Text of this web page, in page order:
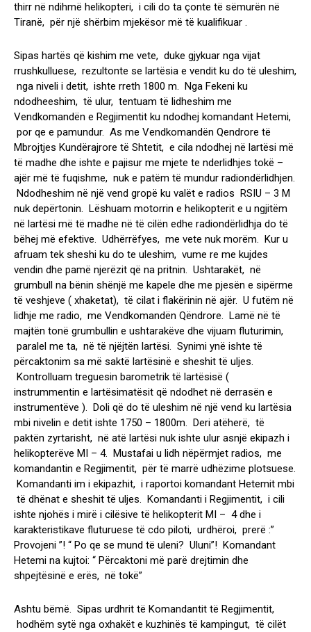
thirr në ndihmë helikopteri, i cili do ta çonte të sëmurën në
Tiranë, për një shërbim mjekësor më të kualifikuar .
Sipas hartës që kishim me vete, duke gjykuar nga vijat
rrushkulluese, rezultonte se lartësia e vendit ku do të uleshim,
nga niveli i detit, ishte rreth 1800 m. Nga Fekeni ku
ndodheeshim, të ulur, tentuam të lidheshim me
Vendkomandën e Regjimentit ku ndodhej komandant Hetemi,
por qe e pamundur. As me Vendkomandën Qendrore të
Mbrojtjes Kundërajrore të Shtetit, e cila ndodhej në lartësi më
të madhe dhe ishte e pajisur me mjete te nderlidhjes tokë –
ajër më të fuqishme, nuk e patëm të mundur radiondërlidhjen.
Ndodheshim në një vend gropë ku valët e radios RSIU – 3 M
nuk depërtonin. Lëshuam motorrin e helikopterit e u ngjitëm
në lartësi më të madhe në të cilën edhe radiondërlidhja do të
bëhej më efektive. Udhërrëfyes, me vete nuk morëm. Kur u
afruam tek sheshi ku do te uleshim, vume re me kujdes
vendin dhe pamë njerëzit që na pritnin. Ushtarakët, në
grumbull na bënin shënjë me kapele dhe me pjesën e sipërme
të veshjeve ( xhaketat), të cilat i flakërinin në ajër. U futëm në
lidhje me radio, me Vendkomandën Qëndrore. Lamë në të
majtën tonë grumbullin e ushtarakëve dhe vijuam fluturimin,
paralel me ta, në të njëjtën lartësi. Synimi ynë ishte të
përcaktonim sa më saktë lartësinë e sheshit të uljes.
Kontrolluam treguesin barometrik të lartësisë (
instrummentin e lartësimatësit që ndodhet në derrasën e
instrumentëve ). Doli që do të uleshim në një vend ku lartësia
mbi nivelin e detit ishte 1750 – 1800m. Deri atëherë, të
paktën zyrtarisht, në atë lartësi nuk ishte ulur asnjë ekipazh i
helikopterëve MI – 4. Mustafai u lidh nëpërmjet radios, me
komandantin e Regjimentit, për të marrë udhëzime plotsuese.
Komandanti im i ekipazhit, i raportoi komandant Hetemit mbi
të dhënat e sheshit të uljes. Komandanti i Regjimentit, i cili
ishte njohës i mirë i cilësive të helikopterit MI – 4 dhe i
karakteristikave fluturuese të cdo piloti, urdhëroi, prerë :”
Provojeni ”! “ Po qe se mund të uleni? Uluni”! Komandant
Hetemi na kujtoi: “ Përcaktoni më parë drejtimin dhe
shpejtësinë e erës, në tokë”
Ashtu bëmë. Sipas urdhrit të Komandantit të Regjimentit,
hodhëm sytë nga oxhakët e kuzhinës të kampingut, të cilët